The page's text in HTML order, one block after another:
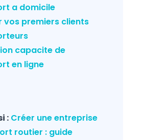
a domicile
vos premiers clients
capacite de
en ligne
: Créer une entreprise
routier : guide